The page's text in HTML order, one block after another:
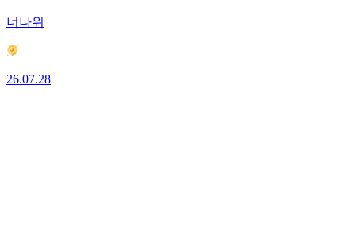
너나위
26.07.28